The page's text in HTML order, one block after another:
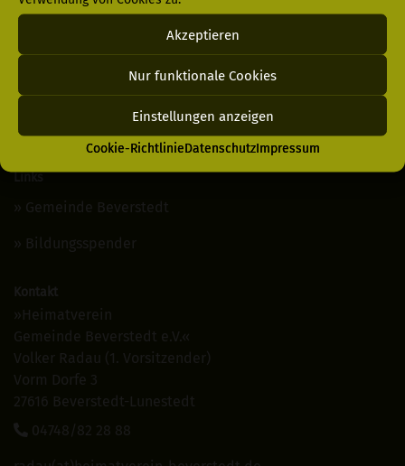
Akzeptieren
Nur funktionale Cookies
Einstellungen anzeigen
Cookie-RichtlinieDatenschutzImpressum
Links
Gemeinde Beverstedt
Bildungsspender
Kontakt
»Heimatverein
Gemeinde Beverstedt e.V.«
Volker Radau (1. Vorsitzender)
Vorm Dorfe 3
27616 Beverstedt-Lunestedt
04748/82 28 88